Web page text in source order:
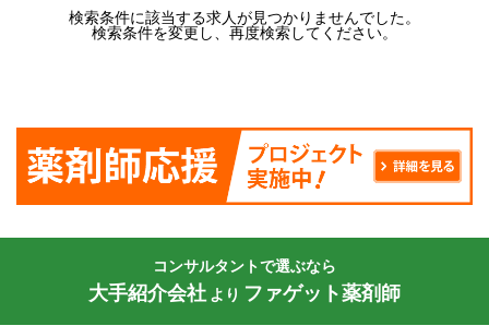
検索条件に該当する求人が見つかりませんでした。
検索条件を変更し、再度検索してください。
コンサルタントで選ぶなら
大手紹介会社 より ファゲット薬剤師